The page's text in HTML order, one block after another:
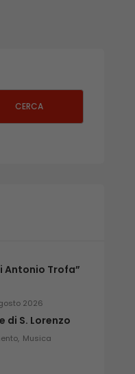
CERCA
Antonio Trofa”
2026
di S. Lorenzo
Musica